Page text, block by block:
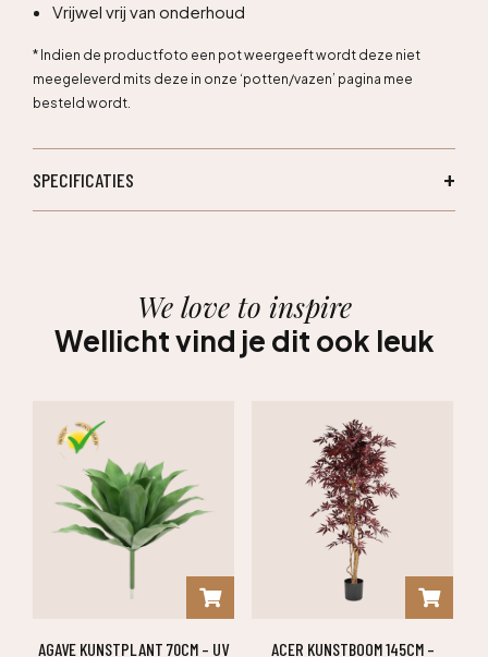
Vrijwel vrij van onderhoud
* Indien de productfoto een pot weergeeft wordt deze niet
meegeleverd mits deze in onze ‘potten/vazen’ pagina mee
besteld wordt.
SPECIFICATIES
We love to inspire
Wellicht vind je dit ook leuk
AGAVE KUNSTPLANT 70CM – UV
ACER KUNSTBOOM 145CM –